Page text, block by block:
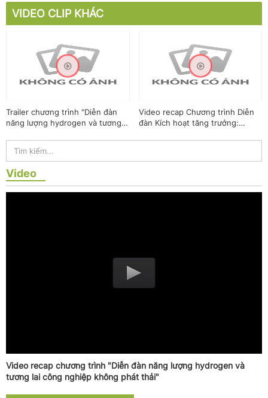
VIDEO CLIP KHÁC
Trailer chương trình "Diễn đàn
năng lượng hydrogen và tương
Video recap Chương trình Diễn
đàn Kích hoạt tăng trưởng:
Video
Video recap chương trình "Diễn đàn năng lượng hydrogen và
tương lai công nghiệp không phát thải"